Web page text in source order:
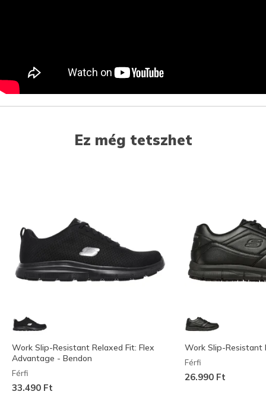
Ez még tetszhet
Work Slip-Resistant Relaxed Fit: Flex
Advantage - Bendon
Férfi
33.490 Ft
Work Slip-Resistant
Férfi
26.990 Ft